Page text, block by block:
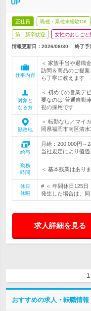
UP
正社員 職種・業種未経験OK
第二新卒歓迎 女性のおしごと
情報更新日：2026/06/30 終了予
仕事内容
＜ 家族手当や退職
訪問＆商品のご提
ら丁寧に教えます
対象と
なる方
＜ 初めての営業デ
要なのは“普通自動
視の採用です
勤務地
＜ 転勤なし／マイ
岡県福岡市南区清
給与
月給：200,000円～
当社規定により優
勤務
時間
＜ 基本残業はあり
休日
休暇
# ＜ 年間休日125
発生した場合は、
求人詳細を見る
おすすめの求人・転職情報